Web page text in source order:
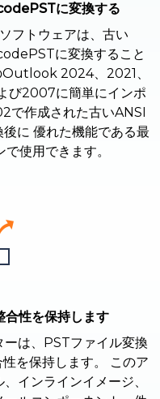
に変換する
フトウェアは、古い
に変換すること
Outlook 2024、2021、
び2007に簡単にインポ
作成された古いANSI
に 優れた機能である最
使用できます。
合性を保持します
は、PSTファイル変換
を保持します。 このア
インラインイメージ、